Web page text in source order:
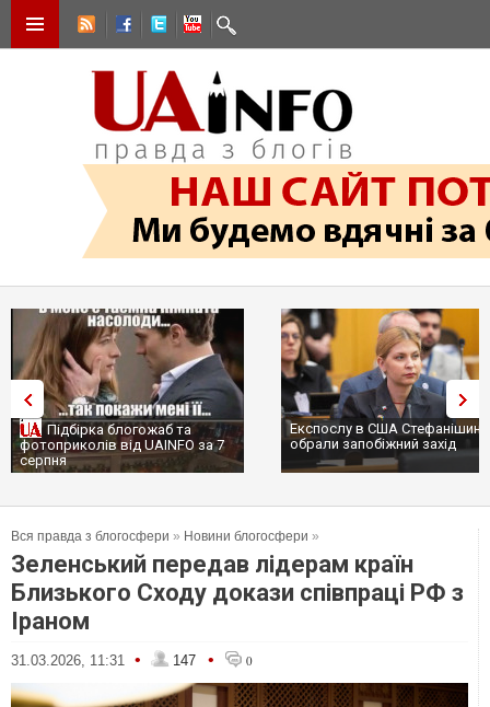
Підбірка блогожаб та
фотоприколів від UAINFO за 7
серпня
Експослу в США
обрали запобіжний захід
Вся правда з блогосфери » Новини блогосфери »
Зеленський передав лідерам країн
Близького Сходу докази співпраці РФ з
Іраном
31.03.2026, 11:31 • 147 • 0